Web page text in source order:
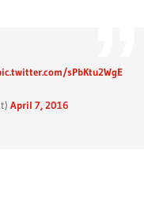
sPbKtu2WgE
April 7, 2016